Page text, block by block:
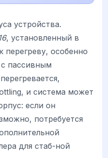
устройства.
, установленный в
перегреву, особенно
пассивным
и система может
если он
потребуется
для стаб-ной